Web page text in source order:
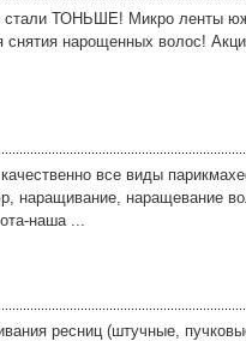
ТОНЬШЕ! Микро ленты
нарощенных волос!
все виды
наращивание, наращевание
наша ...
ресниц (штучные,